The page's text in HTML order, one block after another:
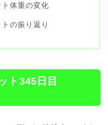
体重の変化
の振り返り
ト345日目